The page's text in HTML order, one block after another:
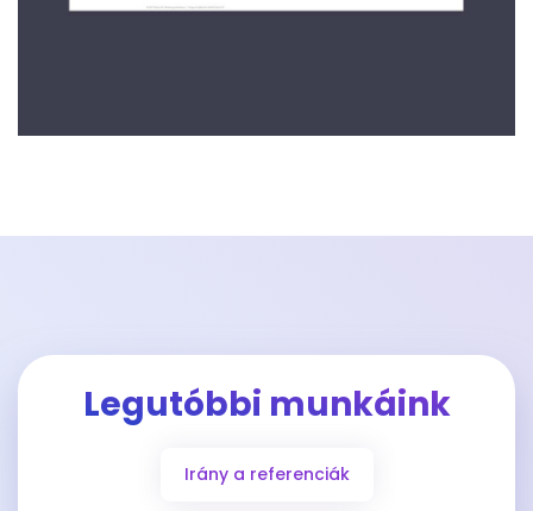
Legutóbbi munkáink
Irány a referenciák